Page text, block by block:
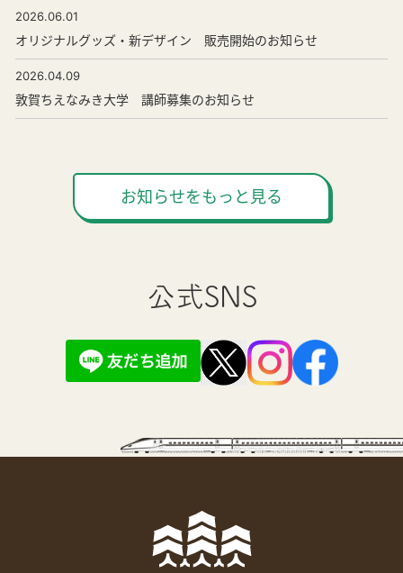
2026.06.01
オリジナルグッズ・新デザイン 販売開始のお知らせ
2026.04.09
敦賀ちえなみき大学 講師募集のお知らせ
お知らせをもっと見る
公式SNS